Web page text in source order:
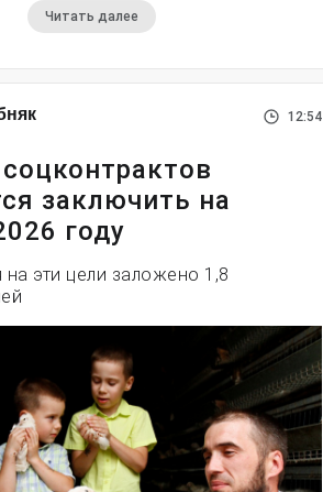
Читать далее
12:54
заключить на
году
эти цели заложено 1,8